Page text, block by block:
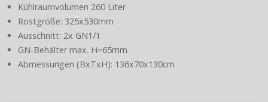
Kühlraumvolumen 260 Liter
Rostgröße: 325x530mm
Ausschnitt: 2x GN1/1
GN-Behälter max. H=65mm
Abmessungen (BxTxH): 136x70x130cm